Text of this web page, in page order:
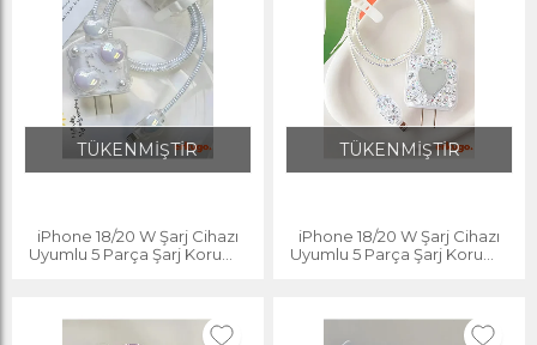
TÜKENMİŞTİR
iPhone 18/20 W Şarj Cihazı
Uyumlu 5 Parça Şarj Koruma
TÜKENMİŞTİR
iPhone 18/20 W Şarj Cihazı
Uyumlu 5 Parça Şarj Koruma